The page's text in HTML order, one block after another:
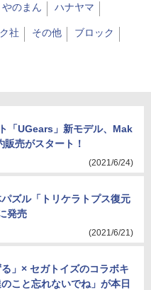
やのまん ハナヤマ
社 その他 ブロック
「UGears」新モデル、Mak
売がスタート！
(2021/6/24)
ズル「トリケラトプス復元
発売
(2021/6/21)
」× セガトイズのコラボキ
こと忘れないでね」が本日